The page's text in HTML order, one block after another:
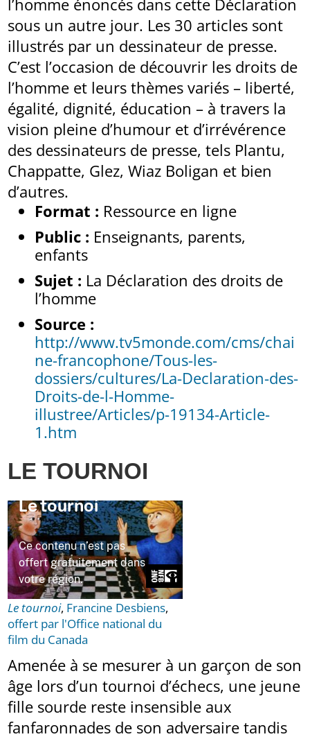
l’homme énoncés dans cette Déclaration
sous un autre jour. Les 30 articles sont
illustrés par un dessinateur de presse.
C’est l’occasion de découvrir les droits de
l’homme et leurs thèmes variés – liberté,
égalité, dignité, éducation – à travers la
vision pleine d’humour et d’irrévérence
des dessinateurs de presse, tels Plantu,
Chappatte, Glez, Wiaz Boligan et bien
d’autres.
Format : Ressource en ligne
Public : Enseignants, parents,
enfants
Sujet : La Déclaration des droits de
l’homme
Source :
http://www.tv5monde.com/cms/chai
ne-francophone/Tous-les-
dossiers/cultures/La-Declaration-des-
Droits-de-l-Homme-
illustree/Articles/p-19134-Article-
1.htm
LE TOURNOI
Le tournoi, Francine Desbiens,
offert par l'Office national du
film du Canada
Amenée à se mesurer à un garçon de son
âge lors d’un tournoi d’échecs, une jeune
fille sourde reste insensible aux
fanfaronnades de son adversaire tandis